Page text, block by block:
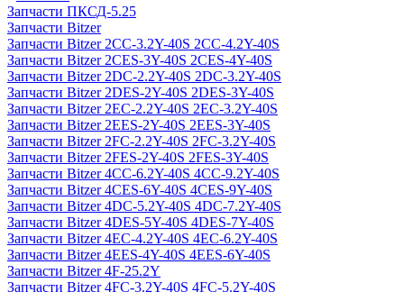
Запчасти ПКСД-5.25
Запчасти Bitzer
Запчасти Bitzer 2CC-3.2Y-40S 2CC-4.2Y-40S
Запчасти Bitzer 2CES-3Y-40S 2CES-4Y-40S
Запчасти Bitzer 2DC-2.2Y-40S 2DC-3.2Y-40S
Запчасти Bitzer 2DES-2Y-40S 2DES-3Y-40S
Запчасти Bitzer 2EC-2.2Y-40S 2EC-3.2Y-40S
Запчасти Bitzer 2EES-2Y-40S 2EES-3Y-40S
Запчасти Bitzer 2FC-2.2Y-40S 2FC-3.2Y-40S
Запчасти Bitzer 2FES-2Y-40S 2FES-3Y-40S
Запчасти Bitzer 4CC-6.2Y-40S 4CC-9.2Y-40S
Запчасти Bitzer 4CES-6Y-40S 4CES-9Y-40S
Запчасти Bitzer 4DC-5.2Y-40S 4DC-7.2Y-40S
Запчасти Bitzer 4DES-5Y-40S 4DES-7Y-40S
Запчасти Bitzer 4EC-4.2Y-40S 4EC-6.2Y-40S
Запчасти Bitzer 4EES-4Y-40S 4EES-6Y-40S
Запчасти Bitzer 4F-25.2Y
Запчасти Bitzer 4FC-3.2Y-40S 4FC-5.2Y-40S